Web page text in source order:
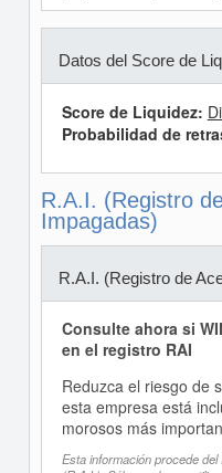
Datos del Score de
Score de Liquidez:
Probabilidad de
R.A.I. (Registro
Impagadas)
R.A.I. (Registro de
Consulte ahora si
en el registro RAI
Reduzca el riesgo de
esta empresa está
morosos más
Esta información procede